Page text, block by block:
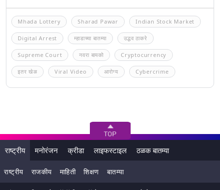
Mhada Lottery Sharad Pawar Indian Stock Market
Digital Arrest म्हाडाच्या बातम्या उद्धव ठाकरे
Supreme Court नवरा बायको Cryptocurrency
इतर खेळ Viral Video आरोग्य Cybercrime
राष्ट्रीय मनोरंजन क्रीडा लाइफस्टाइल ठळक बातम्या
राष्ट्रीय राजकीय माहिती शिक्षण बातम्या